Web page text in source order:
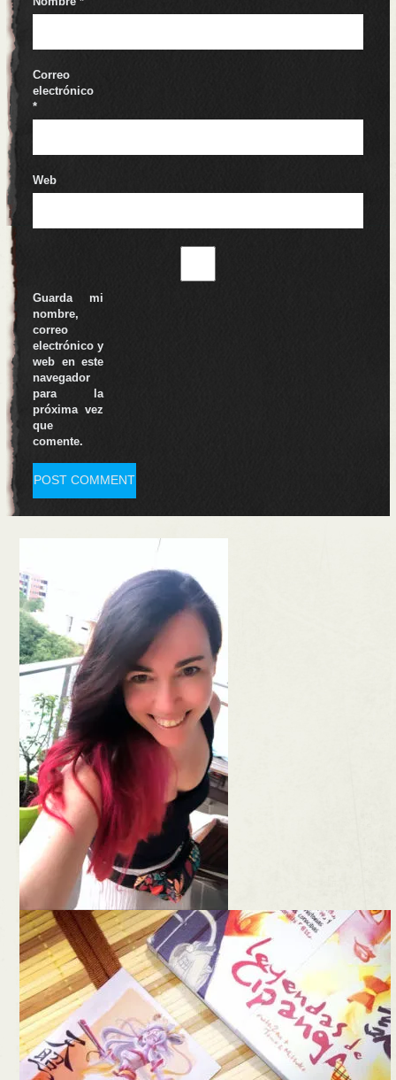
Correo
electrónico
*
Web
Guarda mi
nombre,
correo
electrónico y
web en este
navegador
para la
próxima vez
que
comente.